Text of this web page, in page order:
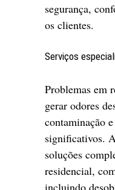
segurança,
os clientes.
Serviços
Problemas em
gerar odores
contaminação
significativos. A
soluções
residencial,
incluindo